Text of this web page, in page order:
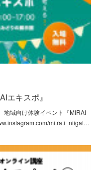
エキスポ』
地域向け体験イベント『MIRAI
mi.ra.i_niigat…